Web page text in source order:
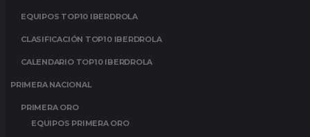
EQUIPOS TOP10 IBERDROLA
CLASIFICACIÓN TOP10 IBERDROLA
CALENDARIO TOP10 IBERDROLA
PRIMERA NACIONAL
PRIMERA ORO
EQUIPOS PRIMERA ORO